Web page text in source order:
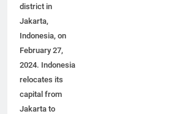
district in
Jakarta,
Indonesia, on
February 27,
2024. Indonesia
relocates its
capital from
Jakarta to